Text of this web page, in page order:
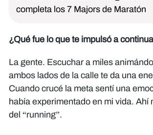
completa los 7 Majors de Maratón
¿Qué fue lo que te impulsó a
La gente. Escuchar a miles
ambos lados de la calle te da una
Cuando crucé la meta sentí una
había experimentado en mi vida. Ahí
del “running”.